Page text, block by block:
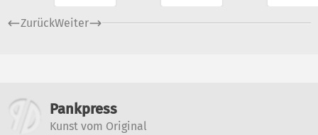
ZurückWeiter
Weitere Informationen
Pankpress
Kunst vom Original